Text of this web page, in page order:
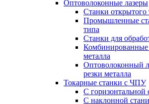
Оптоволоконные лазеры
Станки открытого
Промышленные
типа
Станки для
Комбинированные
металла
Оптоволоконный
резки металла
Токарные станки с ЧПУ
С горизонтальной
С наклонной